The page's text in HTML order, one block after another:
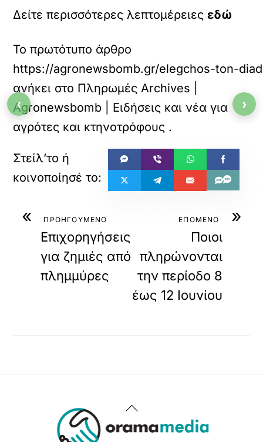
Δείτε περισσότερες λεπτομέρειεςεδώ
Το πρωτότυπο άρθρο
https://agronewsbomb.gr/elegchos-ton-
ανήκει στο Πληρωμές Archives |
Agronewsbomb | Ειδήσεις και νέα για
αγρότες και κτηνοτρόφους .
« ΠΡΟΗΓΟΥΜΕΝΟ
Eπιχορηγήσεις
για ζημιές από
πλημμύρες
»
ΕΠΟΜΕΝΟ
Ποιοι
πληρώνονται
την περίοδο 8
έως 12 Ιουνίου
Back
To
‹ ›